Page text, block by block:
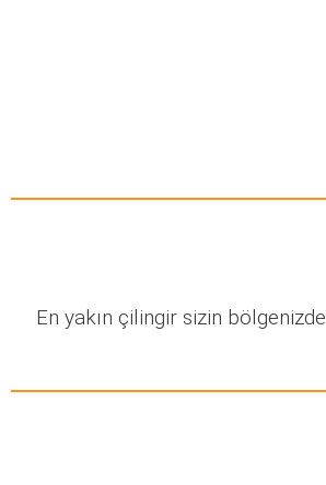
En yakın çilingir sizin